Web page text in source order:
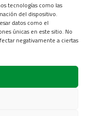
tecnologías como las
del dispositivo.
datos como el
únicas en este sitio. No
negativamente a ciertas